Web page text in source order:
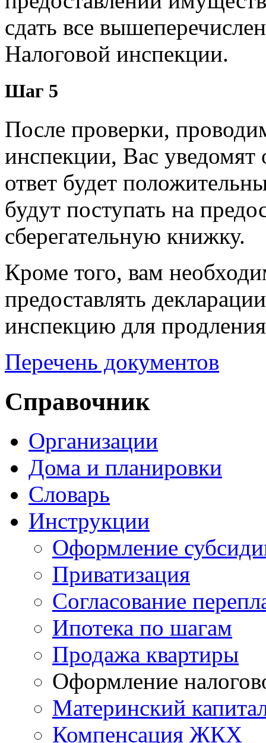
сдать все
Налоговой инспекции.
Шаг 5
После проверки,
инспекции, Вас
ответ будет
будут поступать на
сберегательную книжку.
Кроме того, вам
предоставлять
инспекцию для
Перечень документов
Справочник
Организации
Дома и планировки
Словарь
Инструкции
Оформление
Приватизация
Согласование
Ипотека по шагам
Продажа квартиры
Оформление
Материнский
Компенсация ЖКХ